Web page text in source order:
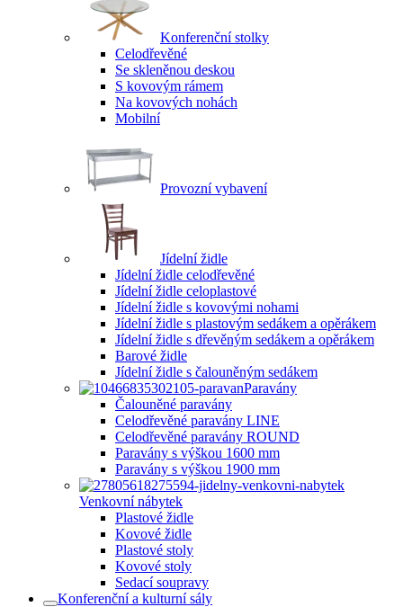
Konferenční stolky
Celodřevěné
Se skleněnou deskou
S kovovým rámem
Na kovových nohách
Mobilní
Provozní vybavení
Jídelní židle
Jídelní židle celodřevěné
Jídelní židle celoplastové
Jídelní židle s kovovými nohami
Jídelní židle s plastovým sedákem a opěrákem
Jídelní židle s dřevěným sedákem a opěrákem
Barové židle
Jídelní židle s čalouněným sedákem
Paravány
Čalouněné paravány
Celodřevěné paravány LINE
Celodřevěné paravány ROUND
Paravány s výškou 1600 mm
Paravány s výškou 1900 mm
Venkovní nábytek
Plastové židle
Kovové židle
Plastové stoly
Kovové stoly
Sedací soupravy
Konferenční a kulturní sály